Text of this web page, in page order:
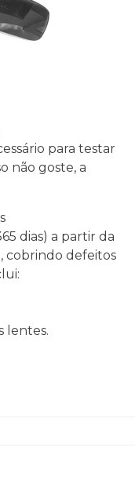
para testar
não goste, a
dias) a partir da
cobrindo defeitos
lentes.